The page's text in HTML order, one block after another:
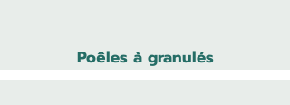
Poêles à granulés